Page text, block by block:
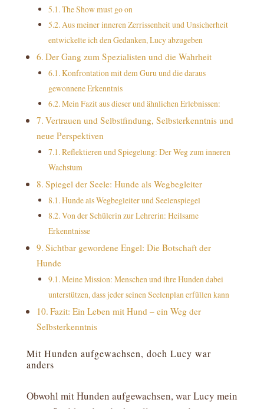
The Show must go on
Aus meiner inneren Zerrissenheit und Unsicherheit
entwickelte ich den Gedanken, Lucy abzugeben
Der Gang zum Spezialisten und die Wahrheit
Konfrontation mit dem Guru und die daraus
gewonnene Erkenntnis
Mein Fazit aus dieser und ähnlichen Erlebnissen:
Vertrauen und Selbstfindung, Selbsterkenntnis und
neue Perspektiven
Reflektieren und Spiegelung: Der Weg zum inneren
Wachstum
Spiegel der Seele: Hunde als Wegbegleiter
Hunde als Wegbegleiter und Seelenspiegel
Von der Schülerin zur Lehrerin: Heilsame
Erkenntnisse
Sichtbar gewordene Engel: Die Botschaft der
Hunde
Meine Mission: Menschen und ihre Hunden dabei
unterstützen, dass jeder seinen Seelenplan erfüllen kann
Fazit: Ein Leben mit Hund – ein Weg der
Selbsterkenntnis
Mit Hunden aufgewachsen, doch Lucy war
anders
Obwohl mit Hunden aufgewachsen, war Lucy mein